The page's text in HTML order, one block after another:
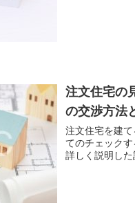
注文住宅の
の交渉方法
注文住宅を建
てのチェック
詳しく説明した